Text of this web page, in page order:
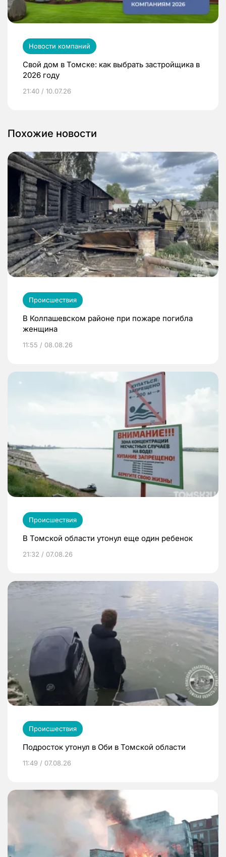
Новости компаний
Свой дом в Томске: как выбрать застройщика в
2026 году
21:40 / 10.07.26
Похожие новости
Происшествия
В Колпашевском районе при пожаре погибла
женщина
11:55 / 08.08.26
Происшествия
В Томской области утонул еще один ребенок
21:32 / 07.08.26
Происшествия
Подросток утонул в Оби в Томской области
11:49 / 07.08.26